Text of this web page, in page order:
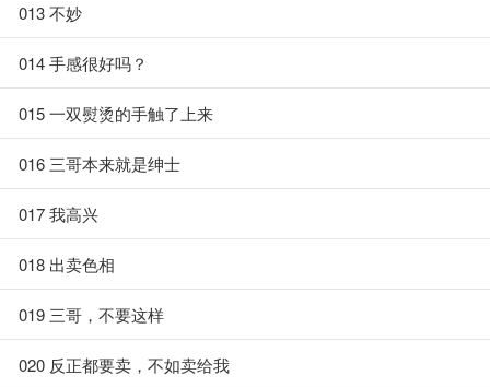
013 不妙
014 手感很好吗？
015 一双熨烫的手触了上来
016 三哥本来就是绅士
017 我高兴
018 出卖色相
019 三哥，不要这样
020 反正都要卖，不如卖给我